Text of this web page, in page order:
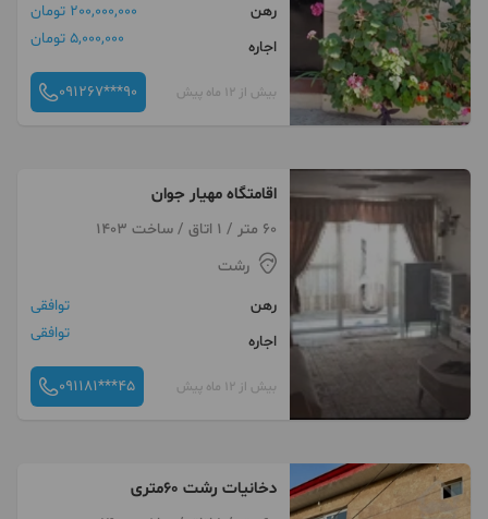
رهن
200,000,000 تومان
اجاره
5,000,000 تومان
بیش از 12 ماه پیش 091267***90
اقامتگاه مهیار جوان
60 متر / 1 اتاق / ساخت 1403
رشت
رهن
توافقی
اجاره
توافقی
بیش از 12 ماه پیش 091181***45
دخانیات رشت 60متری